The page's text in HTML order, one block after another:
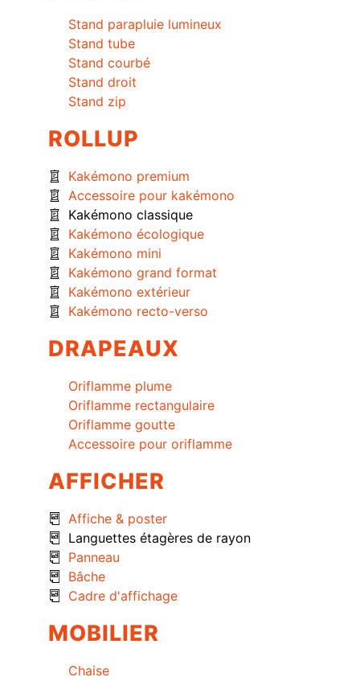
Stand parapluie lumineux
Stand tube
Stand courbé
Stand droit
Stand zip
ROLLUP
Kakémono premium
Accessoire pour kakémono
Kakémono classique
Kakémono écologique
Kakémono mini
Kakémono grand format
Kakémono extérieur
Kakémono recto-verso
DRAPEAUX
Oriflamme plume
Oriflamme rectangulaire
Oriflamme goutte
Accessoire pour oriflamme
AFFICHER
Affiche & poster
Languettes étagères de rayon
Panneau
Bâche
Cadre d'affichage
MOBILIER
Chaise